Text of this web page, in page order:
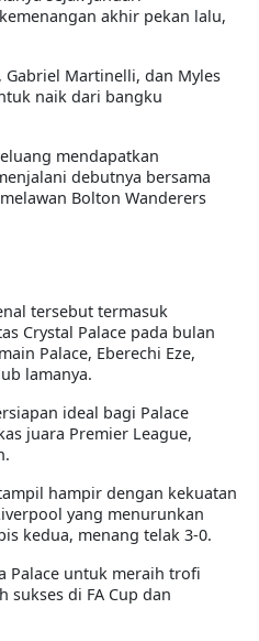
akhir pekan lalu,
Gabriel Martinelli, dan Myles
naik dari bangku
mendapatkan
debutnya bersama
Bolton Wanderers
tersebut termasuk
Crystal Palace pada bulan
Palace, Eberechi Eze,
lamanya.
ideal bagi Palace
juara Premier League,
hampir dengan kekuatan
yang menurunkan
kedua, menang telak 3-0.
Palace untuk meraih trofi
sukses di FA Cup dan